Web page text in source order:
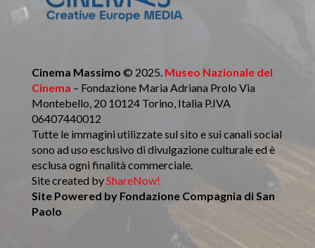
Cinema Massimo © 2025. Museo Nazionale del
Cinema – Fondazione Maria Adriana Prolo Via
Montebello, 20 10124 Torino, Italia P.IVA
06407440012
Tutte le immagini utilizzate sul sito e sui canali social
sono ad uso esclusivo di divulgazione culturale ed è
esclusa ogni finalità commerciale.
Site created byShareNow!
Site Powered by Fondazione Compagnia di San
Paolo